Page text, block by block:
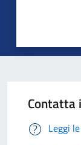
Contatta
Leggi